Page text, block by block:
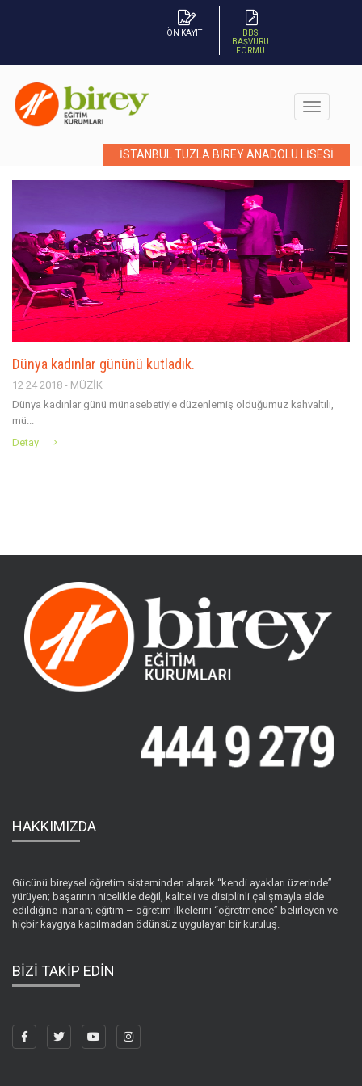
BBS
BAŞVURU
FORMU
ÖN KAYIT
İSTANBUL TUZLA BİREY ANADOLU LİSESİ
Dünya kadınlar gününü kutladık.
12 24 2018 - MÜZİK
Dünya kadınlar günü münasebetiyle düzenlemiş olduğumuz kahvaltılı,
mü...
Detay
HAKKIMIZDA
Gücünü bireysel öğretim sisteminden alarak “kendi ayakları üzerinde”
yürüyen; başarının nicelikle değil, kaliteli ve disiplinli çalışmayla elde
edildiğine inanan; eğitim – öğretim ilkelerini “öğretmence” belirleyen ve
hiçbir kaygıya kapılmadan ödünsüz uygulayan bir kuruluş.
BİZİ TAKİP EDİN